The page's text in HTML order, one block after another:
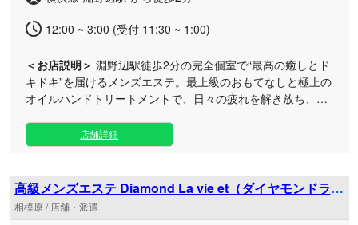
間をお過ごしいただけます。心も体もとろけるような極上の
セラピーは、一度体験すると病みつきになること間違いあり
てみませんか？ ◆安心の価格設定 ・90分コース：16,000円
・120分コース：20,000円 追加料金の心配なく、お時間いっ
ぱい贅沢なエステをお楽しみいただけます。 ◆アクセス JR
横浜線「相模原駅」近く、「相模原駅前公園」を目印にお越
しください。アクセスも良好なため、お仕事帰りなどにもお
気軽にお立ち寄りいただけます。 皆様のご来店を、心よりお
12:00 ~ 3:00 (受付 11:30 ~ 1:00)
＜お店説明＞ 淵野辺駅徒歩2分の完全個室で“最高の癒しとド
キドキ”を届けるメンズエステ。最上級のおもてなしと極上の
オイルハンドトリートメントで、日々の疲れを解き放ち、身
のお仕事や日常のストレスで疲れたお身体と心を優しく包み
込む、特別なプライベートサロンです。 ◆洗練されたセラピ
が、真心込めてお客様をお迎えいたします。厳選されたオイ
ルハンドトリートメントにより、体内に溜まったコリや疲労
を丁寧にケア。女性ならではの温かみと細やかな気配りで、
店舗詳細
高級メンズエステ Diamond La vie et（ダイヤモンドラヴ
ィエ）相模原駅ルーム
相模原 / 店舗・派遣